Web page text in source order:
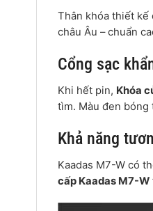
Thân khóa thiết kế
châu Âu – chuẩn
Cổng sạc
Khi hết pin, Khóa
tìm. Màu đen bóng
Khả năng
Kaadas M7-W có
cấp Kaadas M7-W